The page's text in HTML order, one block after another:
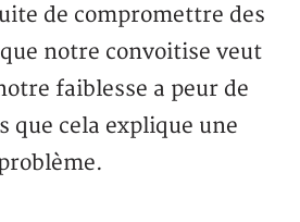
de compromettre des
notre convoitise veut
faiblesse a peur de
que cela explique une